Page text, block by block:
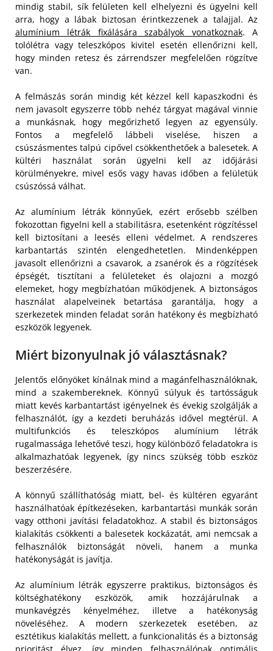
mindig stabil, sík felületen kell elhelyezni és ügyelni kell
arra, hogy a lábak biztosan érintkezzenek a talajjal. Az
alumínium létrák fixálására szabályok vonatkoznak. A
tolólétra vagy teleszkópos kivitel esetén ellenőrizni kell,
hogy minden retesz és zárrendszer megfelelően rögzítve
van.
A felmászás során mindig két kézzel kell kapaszkodni és
nem javasolt egyszerre több nehéz tárgyat magával vinnie
a munkásnak, hogy megőrizhető legyen az egyensúly.
Fontos a megfelelő lábbeli viselése, hiszen a
csúszásmentes talpú cipővel csökkenthetőek a balesetek. A
kültéri használat során ügyelni kell az időjárási
körülményekre, mivel esős vagy havas időben a felületük
csúszóssá válhat.
Az alumínium létrák könnyűek, ezért erősebb szélben
fokozottan figyelni kell a stabilitásra, esetenként rögzítéssel
kell biztosítani a leesés elleni védelmet. A rendszeres
karbantartás szintén elengedhetetlen. Mindenképpen
javasolt ellenőrizni a csavarok, a zsanérok és a rögzítések
épségét, tisztítani a felületeket és olajozni a mozgó
elemeket, hogy megbízhatóan működjenek. A biztonságos
használat alapelveinek betartása garantálja, hogy a
szerkezetek minden feladat során hatékony és megbízható
eszközök legyenek.
Miért bizonyulnak jó választásnak?
Jelentős előnyöket kínálnak mind a magánfelhasználóknak,
mind a szakembereknek. Könnyű súlyuk és tartósságuk
miatt kevés karbantartást igényelnek és évekig szolgálják a
felhasználót, így a kezdeti beruházás idővel megtérül. A
multifunkciós és teleszkópos alumínium létrák
rugalmassága lehetővé teszi, hogy különböző feladatokra is
alkalmazhatóak legyenek, így nincs szükség több eszköz
beszerzésére.
A könnyű szállíthatóság miatt, bel- és kültéren egyaránt
használhatóak építkezéseken, karbantartási munkák során
vagy otthoni javítási feladatokhoz. A stabil és biztonságos
kialakítás csökkenti a balesetek kockázatát, ami nemcsak a
felhasználók biztonságát növeli, hanem a munka
hatékonyságát is javítja.
Az alumínium létrák egyszerre praktikus, biztonságos és
költséghatékony eszközök, amik hozzájárulnak a
munkavégzés kényelméhez, illetve a hatékonyság
növeléséhez. A modern szerkezetek esetében, az
esztétikus kialakítás mellett, a funkcionalitás és a biztonság